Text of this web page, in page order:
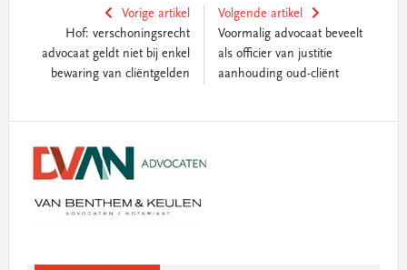
Vorige artikel
Hof: verschoningsrecht
advocaat geldt niet bij enkel
bewaring van cliëntgelden
Volgende artikel
Voormalig advocaat beveelt
als officier van justitie
aanhouding oud-cliënt
Sidebar